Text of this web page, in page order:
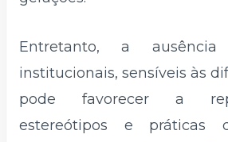
Entretanto, a
institucionais, sensíveis às
pode favorecer a
estereótipos e práticas